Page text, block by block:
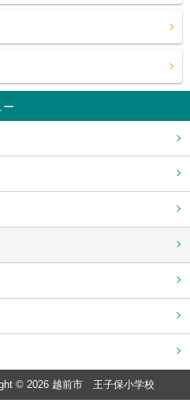
© 2026 越前市 王子保小学校